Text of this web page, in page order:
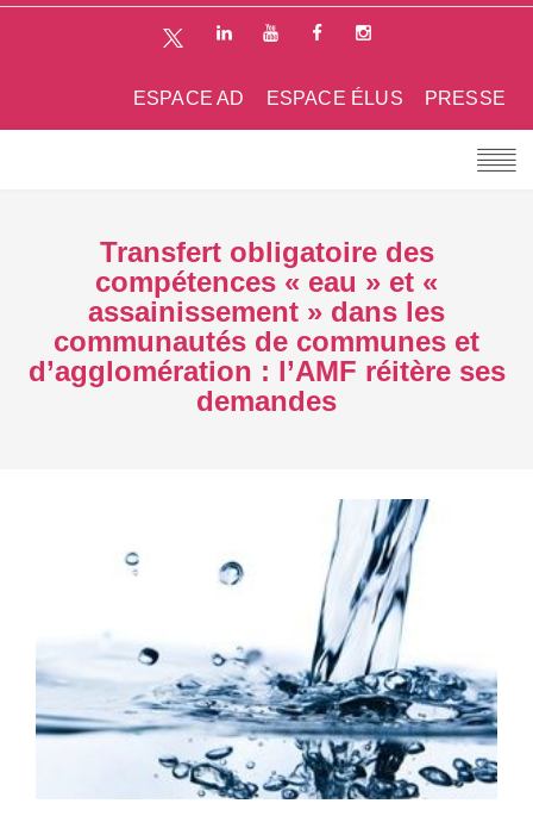
PRESSE
ESPACE ÉLUS
ESPACE AD
Transfert obligatoire des
compétences « eau » et «
assainissement » dans les
communautés de communes et
d’agglomération : l’AMF réitère ses
demandes